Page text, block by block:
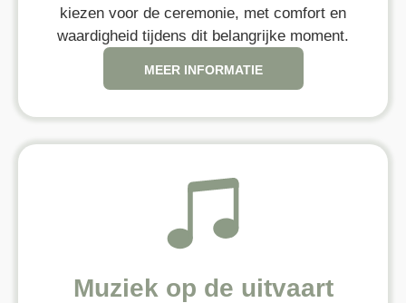
kiezen voor de ceremonie, met comfort en
waardigheid tijdens dit belangrijke moment.
MEER INFORMATIE
Muziek op de uitvaart